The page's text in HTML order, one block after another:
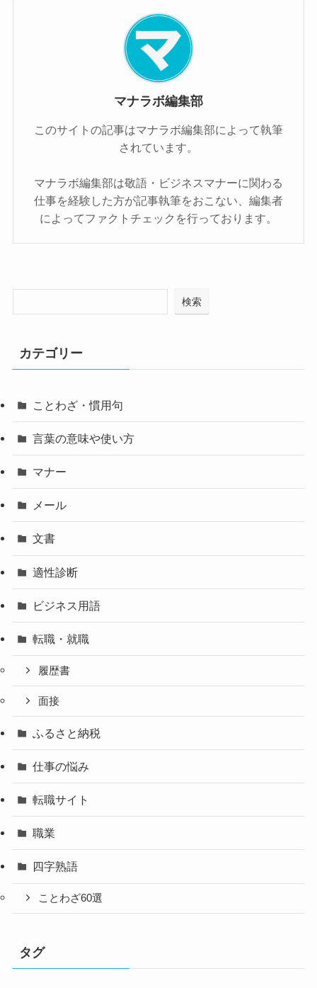
マナラボ編集部
このサイトの記事はマナラボ編集部によって執筆
されています。
マナラボ編集部は敬語・ビジネスマナーに関わる
仕事を経験した方が記事執筆をおこない、編集者
によってファクトチェックを行っております。
検索
カテゴリー
ことわざ・慣用句
言葉の意味や使い方
マナー
メール
文書
適性診断
ビジネス用語
転職・就職
履歴書
面接
ふるさと納税
仕事の悩み
転職サイト
職業
四字熟語
ことわざ60選
タグ